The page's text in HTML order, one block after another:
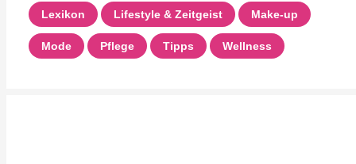
Lexikon Lifestyle & Zeitgeist Make-up
Mode Pflege Tipps Wellness